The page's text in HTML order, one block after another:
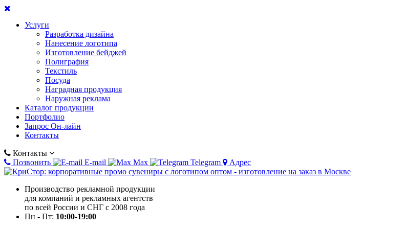
Услуги
Разработка дизайна
Нанесение логотипа
Изготовление бейджей
Полиграфия
Текстиль
Посуда
Наградная продукция
Наружная реклама
Каталог продукции
Портфолио
Запрос Он-лайн
Контакты
Контакты
Позвонить
E-mail Max Telegram Адрес
Производство рекламной продукции
для компаний и рекламных агентств
по всей России и СНГ с 2008 года
Пн - Пт: 10:00-19:00